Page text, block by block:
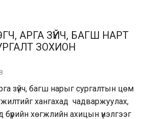
АРГА ЗҮЙЧ, БАГШ НАРТ
ЗОХИОН
зүйч, багш нарыг сургалтын цөм
хангахад чадваржуулах,
бүрийн хөгжлийн ахицын үнэлгээг